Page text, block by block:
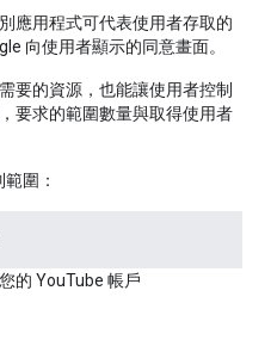
應用程式可代表使用者存取的
向使用者顯示的同意畫面。
要的資源，也能讓使用者控制
要求的範圍數量與取得使用者
圍：
的 YouTube 帳戶